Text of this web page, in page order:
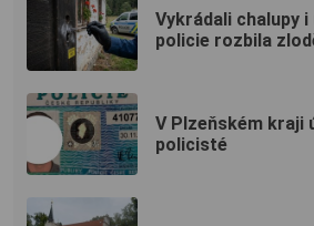
Vykrádali chalupy
policie rozbila
V Plzeňském kraji
policisté